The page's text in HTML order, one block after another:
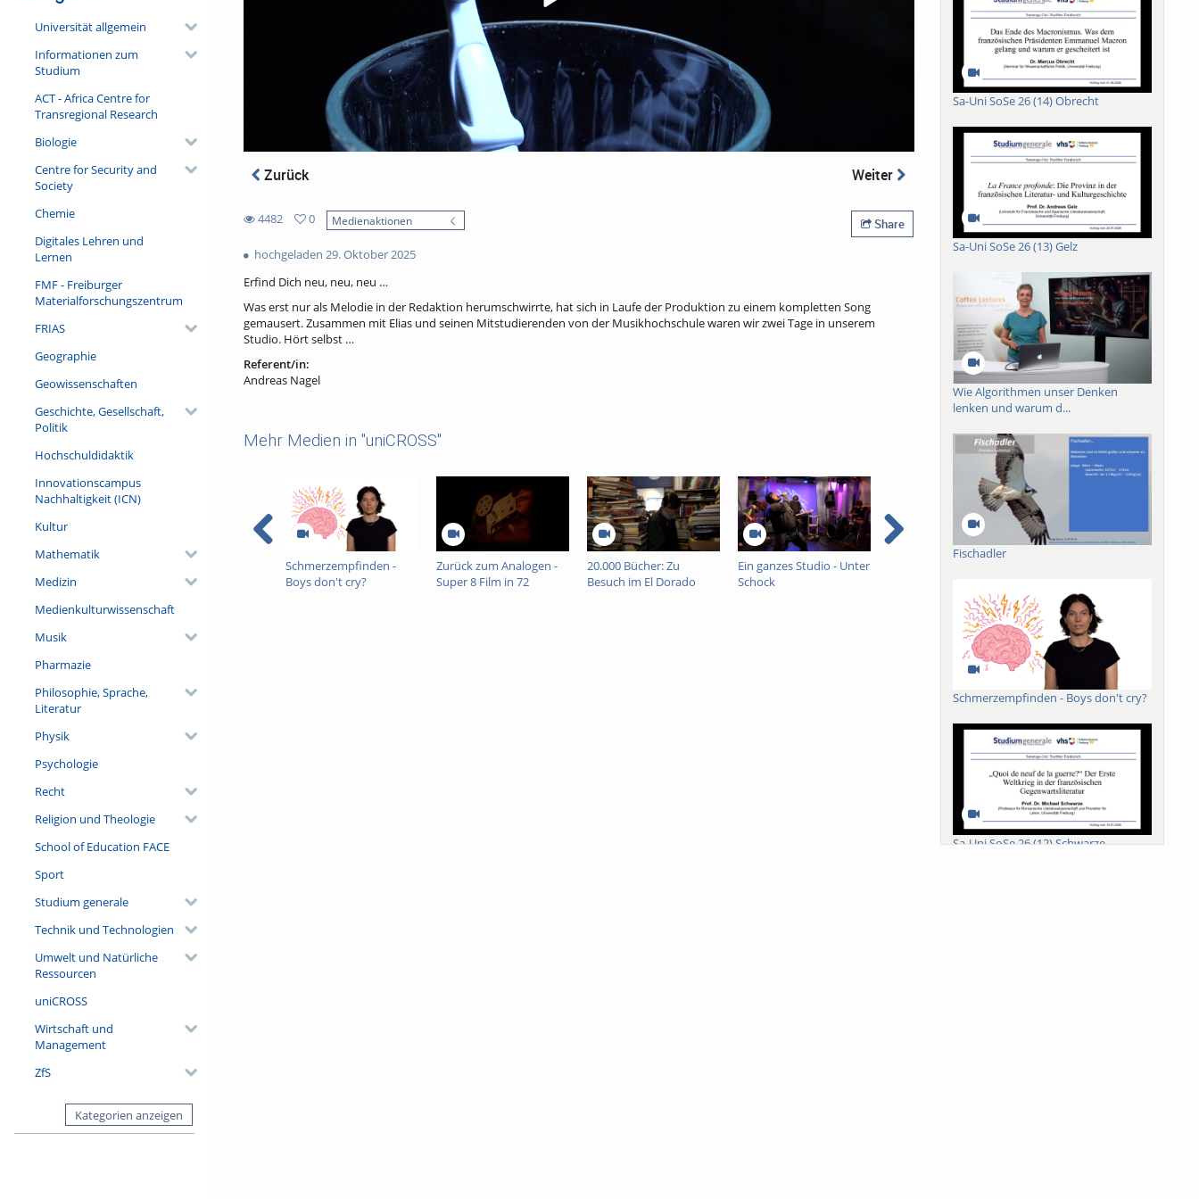
Universität allgemein
Informationen zum
Studium
ACT - Africa Centre for
Transregional Research
Biologie
Centre for Security and
Society
Chemie
Digitales Lehren und
Lernen
FMF - Freiburger
Materialforschungszentrum
FRIAS
Geographie
Geowissenschaften
Geschichte, Gesellschaft,
Politik
Hochschuldidaktik
Innovationscampus
Nachhaltigkeit (ICN)
Kultur
Mathematik
Medizin
Medienkulturwissenschaft
Musik
Pharmazie
Philosophie, Sprache,
Literatur
Physik
Psychologie
Recht
Religion und Theologie
School of Education FACE
Sport
Studium generale
Technik und Technologien
Umwelt und Natürliche
Ressourcen
uniCROSS
Wirtschaft und
Management
ZfS
Kategorien anzeigen
Zurück Weiter
4482
views
0
favorites
Medienaktionen
Share
hochgeladen 29. Oktober 2025
Erfind Dich neu, neu, neu …
Was erst nur als Melodie in der Redaktion herumschwirrte, hat sich in Laufe der Produktion zu einem kompletten Song
gemausert. Zusammen mit Elias und seinen Mitstudierenden von der Musikhochschule waren wir zwei Tage in unserem
Studio. Hört selbst …
Referent/in:
Andreas Nagel
Mehr Medien in "uniCROSS"
Schmerzempfinden -
Boys don't cry?
Zurück zum Analogen -
Super 8 Film in 72
20.000 Bücher: Zu
Besuch im El Dorado
Ein ganzes Studio - Unter
Schock
Sa-Uni SoSe 26 (14) Obrecht
Sa-Uni SoSe 26 (13) Gelz
Wie Algorithmen unser Denken
lenken und warum d...
Fischadler
Schmerzempfinden - Boys don't cry?
Sa-Uni SoSe 26 (12) Schwarze